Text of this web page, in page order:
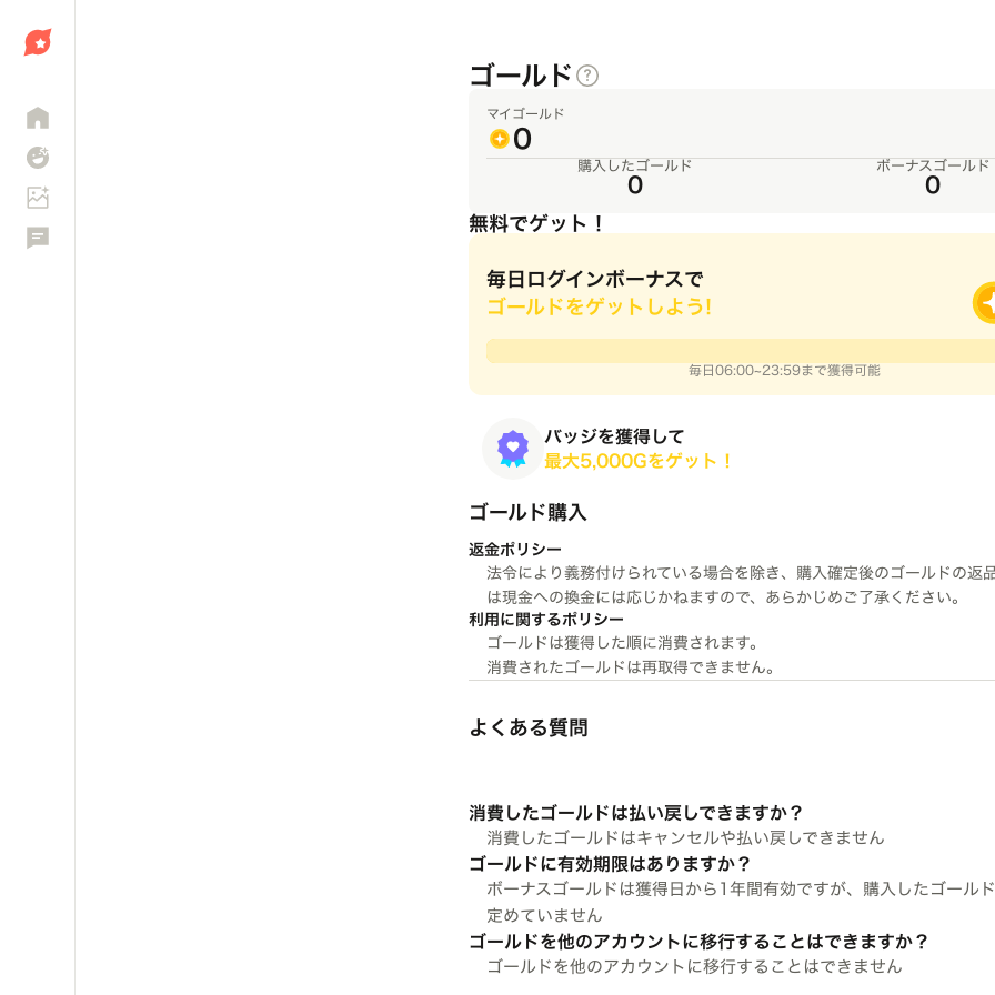
ゴールド
マイゴールド
0
購入したゴールド
0
ボーナスゴールド
0
無料でゲット！
毎日ログインボーナスで
ゴールドをゲットしよう!
毎日06:00~23:59まで獲得可能
バッジを獲得して
最大5,000Gをゲット！
ゴールド購入
返金ポリシー
法令により義務付けられている場合を除き、購入確定後のゴールドの返
は現金への換金には応じかねますので、あらかじめご了承ください。
利用に関するポリシー
ゴールドは獲得した順に消費されます。
消費されたゴールドは再取得できません。
よくある質問
消費したゴールドは払い戻しできますか？
消費したゴールドはキャンセルや払い戻しできません
ゴールドに有効期限はありますか？
ボーナスゴールドは獲得日から1年間有効ですが、購入したゴール
定めていません
ゴールドを他のアカウントに移行することはできますか？
ゴールドを他のアカウントに移行することはできません